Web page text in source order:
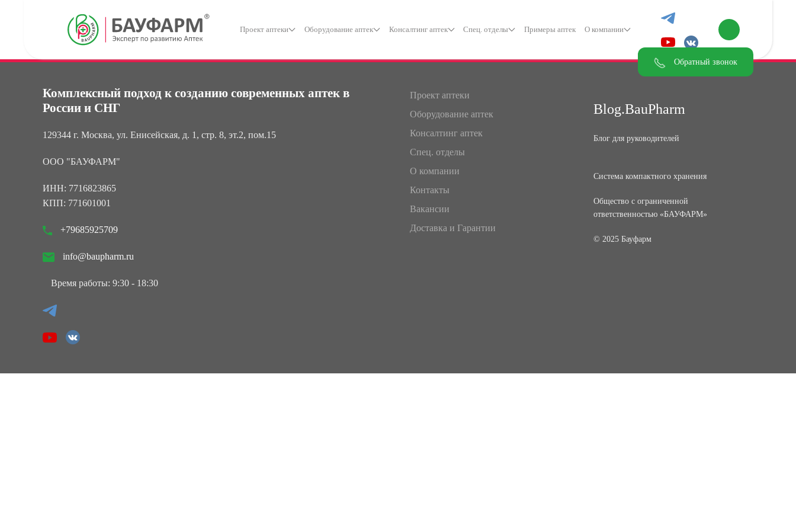
Skip to main content Проект аптеки Оборудование аптек Консалтинг аптек Спец. отделы Примеры аптек О компании
Комплексный подход к созданию современных аптек в
России и СНГ
129344 г. Москва, ул. Енисейская, д. 1, стр. 8, эт.2, пом.15
ООО "БАУФАРМ"
ИНН: 7716823865
КПП: 771601001
+79685925709
info@baupharm.ru
Время работы: 9:30 - 18:30
Проект аптеки
Оборудование аптек
Консалтинг аптек
Спец. отделы
О компании
Контакты
Вакансии
Доставка и Гарантии
Обратный звонок
Blog.BauPharm
Блог для руководителей
Система компактного хранения
Общество с ограниченной
ответственностью «БАУФАРМ»
© 2025 Бауфарм